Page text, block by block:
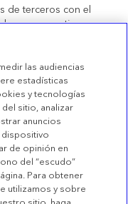
de terceros con el
sus respectivos
marcas
Productos
al Real Decreto
las audiencias
estadísticas
y tecnologías
sitio, analizar
anuncios
de opinión en
del “escudo”
Para obtener
utilizamos y sobre